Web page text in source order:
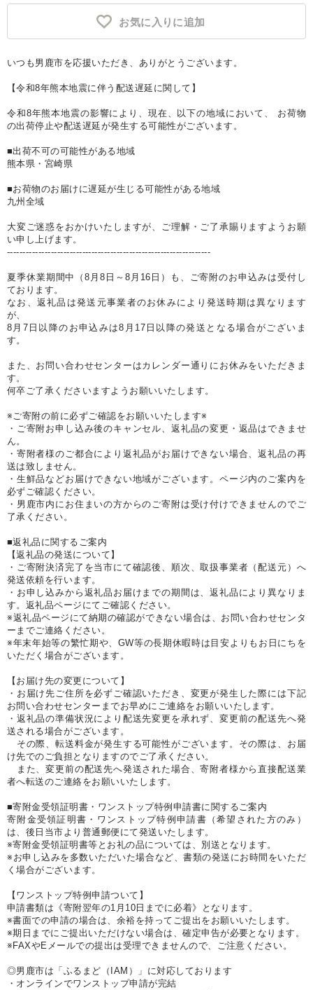
お気に入りに追加
いつも男鹿市を応援いただき、ありがとうございます。
【令和8年熊本地震に伴う配送遅延に関して】
令和8年熊本地震の影響により、現在、以下の地域において、 お荷物
の出荷停止や配送遅延が発生する可能性がございます。
■出荷不可の可能性がある地域
熊本県・宮崎県
■お荷物のお届けに遅延が生じる可能性がある地域
九州全域
大変ご迷惑をおかけいたしますが、ご理解・ご了承賜りますようお願
い申し上げます。
-----------------------------------------------------------------
夏季休業期間中（8月8日～8月16日）も、ご寄附のお申込みは受付し
ております。
なお、返礼品は発送元事業者のお休みにより発送時期は異なります
が、
8月7日以降のお申込みは8月17日以降の発送となる場合がございま
す。
また、お問い合わせセンターはカレンダー通りにお休みをいただきま
す。
何卒ご了承くださいますようお願いいたします。
※ご寄附の前に必ずご確認をお願いいたします※
・ご寄附お申し込み後のキャンセル、返礼品の変更・返品はできませ
ん。
・寄附者様のご都合により返礼品がお届けできない場合、返礼品の再
送は致しません。
・生鮮品などお届けできない地域がございます。ページ内のご案内を
必ずご確認ください。
・男鹿市内にお住まいの方からのご寄附は受け付けできませんのでご
了承ください。
■返礼品に関するご案内
【返礼品の発送について】
・ご寄附決済完了を当市にて確認後、順次、取扱事業者（配送元）へ
発送依頼を行います。
・お申し込みから返礼品お届けまでの期間は、返礼品により異なりま
す。返礼品ページにてご確認ください。
※返礼品ページにて納期の確認ができない場合は、お問い合わせセンタ
ーまでご連絡ください。
※年末年始等の繁忙期や、GW等の長期休暇時は目安よりもお日にちを
いただく場合がございます。
【お届け先の変更について】
・お届け先ご住所を必ずご確認いただき、変更が発生した際には下記
お問い合わせセンターまでお早めにご連絡をお願いいたします。
・返礼品の準備状況により配送先変更を承れず、変更前の配送先へ発
送される場合がございます。
その際、転送料金が発生する可能性がございます。その際は、お届
け先でのご負担となりますのでご了承ください。
また、変更前の配送先へ発送された場合、寄附者様から直接配送業
者へ転送のご連絡をお願いいたします。
■寄附金受領証明書・ワンストップ特例申請書に関するご案内
寄附金受領証明書・ワンストップ特例申請書（希望された方のみ）
は、後日当市より普通郵便にて発送いたします。
※寄附金受領証明書等とお礼の品については、別送となります。
※お申し込みを多数いただいた場合など、書類の発送にお時間をいただ
く場合がございます。
【ワンストップ特例申請ついて】
申請書類は《寄附翌年の1月10日までに必着》となります。
※書面での申請の場合は、余裕を持ってご提出をお願いいたします。
※期日までにご提出いただけない場合は、確定申告が必要となります。
※FAXやEメールでの提出は受理できませんので、ご注意ください。
◎男鹿市は「ふるまど（IAM）」に対応しております
・オンラインでワンストップ申請が完結